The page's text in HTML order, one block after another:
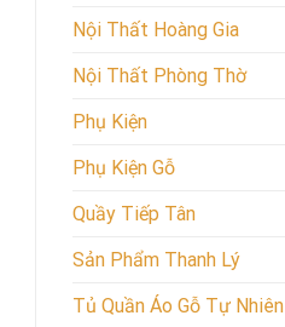
Nội Thất Hoàng Gia
Nội Thất Phòng Thờ
Phụ Kiện
Phụ Kiện Gỗ
Quầy Tiếp Tân
Sản Phẩm Thanh Lý
Tủ Quần Áo Gỗ Tự Nhiên